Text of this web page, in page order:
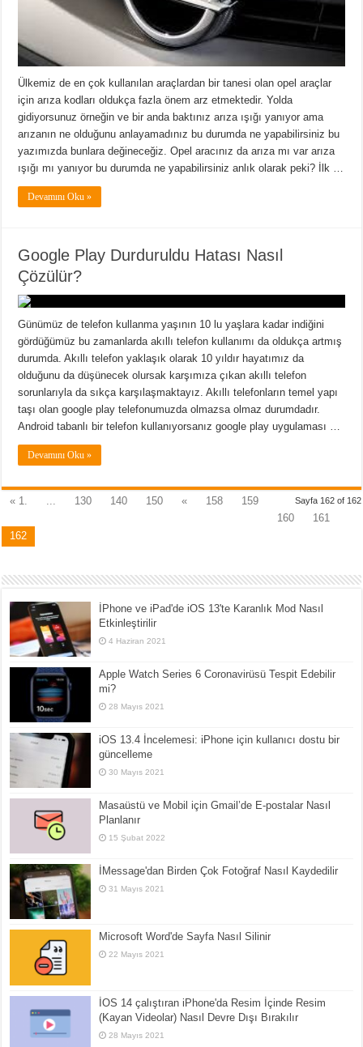
Ülkemiz de en çok kullanılan araçlardan bir tanesi olan opel araçlar
için arıza kodları oldukça fazla önem arz etmektedir. Yolda
gidiyorsunuz örneğin ve bir anda baktınız arıza ışığı yanıyor ama
arızanın ne olduğunu anlayamadınız bu durumda ne yapabilirsiniz bu
yazımızda bunlara değineceğiz. Opel aracınız da arıza mı var arıza
ışığı mı yanıyor bu durumda ne yapabilirsiniz anlık olarak peki? İlk …
Devamını Oku »
Google Play Durduruldu Hatası Nasıl
Çözülür?
Günümüz de telefon kullanma yaşının 10 lu yaşlara kadar indiğini
gördüğümüz bu zamanlarda akıllı telefon kullanımı da oldukça artmış
durumda. Akıllı telefon yaklaşık olarak 10 yıldır hayatımız da
olduğunu da düşünecek olursak karşımıza çıkan akıllı telefon
sorunlarıyla da sıkça karşılaşmaktayız. Akıllı telefonların temel yapı
taşı olan google play telefonumuzda olmazsa olmaz durumdadır.
Android tabanlı bir telefon kullanıyorsanız google play uygulaması …
Devamını Oku »
Sayfa 162 of 162
« 1. 130 140 150 « 158
159
160
161
162
İPhone ve iPad'de iOS 13'te Karanlık Mod Nasıl
Etkinleştirilir
4 Haziran 2021
Apple Watch Series 6 Coronavirüsü Tespit Edebilir
mi?
28 Mayıs 2021
iOS 13.4 İncelemesi: iPhone için kullanıcı dostu bir
güncelleme
30 Mayıs 2021
Masaüstü ve Mobil için Gmail’de E-postalar Nasıl
Planlanır
15 Şubat 2022
İMessage'dan Birden Çok Fotoğraf Nasıl Kaydedilir
31 Mayıs 2021
Microsoft Word'de Sayfa Nasıl Silinir
22 Mayıs 2021
İOS 14 çalıştıran iPhone'da Resim İçinde Resim
(Kayan Videolar) Nasıl Devre Dışı Bırakılır
28 Mayıs 2021